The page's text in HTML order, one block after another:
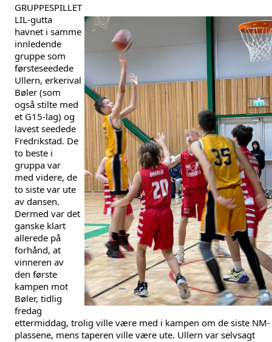
GRUPPESPILLET
LIL-gutta
havnet i samme
innledende
gruppe som
førsteseedede
Ullern, erkerival
Bøler (som
også stilte med
et G15-lag) og
lavest seedede
Fredrikstad. De
to beste i
gruppa var
med videre, de
to siste var ute
av dansen.
Dermed var det
ganske klart
allerede på
forhånd, at
vinneren av
den første
kampen mot
Bøler, tidlig
fredag
ettermiddag, trolig ville være med i kampen om de siste NM-
plassene, mens taperen ville være ute. Ullern var selvsagt